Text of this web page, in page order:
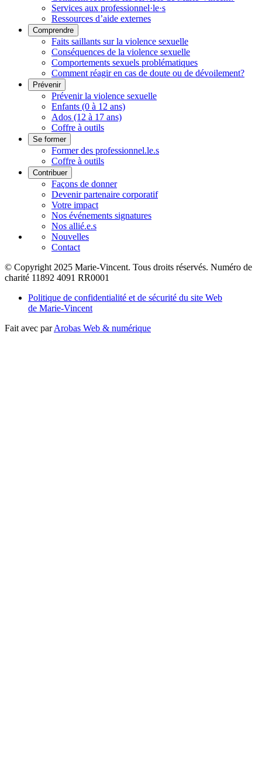
Services aux professionnel·le·s
Ressources d’aide externes
Comprendre
Faits saillants sur la violence sexuelle
Conséquences de la violence sexuelle
Comportements sexuels problématiques
Comment réagir en cas de doute ou de dévoilement?
Prévenir
Prévenir la violence sexuelle
Enfants (0 à 12 ans)
Ados (12 à 17 ans)
Coffre à outils
Se former
Former des professionnel.le.s
Coffre à outils
Contribuer
Façons de donner
Devenir partenaire corporatif
Votre impact
Nos événements signatures
Nos allié.e.s
Nouvelles
Contact
© Copyright 2025 Marie-Vincent. Tous droits réservés. Numéro de
charité 11892 4091 RR0001
Politique de confidentialité et de sécurité du site Web
de Marie-Vincent
Fait avec parArobas Web & numérique